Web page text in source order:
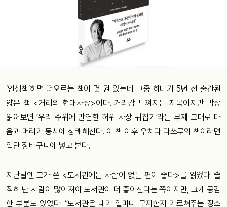
‘인생책’하면 떠오르는 책이 몇 권 있는데 그중 하나가 5년 전 출간된
얇은 책 <거리의 현대사상>이다. 거리감 느껴지는 제목이지만 막상
읽어보면 ‘우리 주위에 만연한 허위 사상 뒤집기’라는 부제 그대로 마
음과 머리가 동시에 상쾌해진다. 이 책 이후 우치다 다쓰루의 책이라면
일단 장바구니에 넣고 본다.
지난달엔 그가 쓴 <도서관에는 사람이 없는 편이 좋다>를 읽었다. 솔
직히 난 사람이 많아져야 도서관이 더 좋아진다는 쪽이지만, 크게 공감
한 부분도 있었다. “도서관은 내가 얼마나 무지한지 가르쳐주는 장소